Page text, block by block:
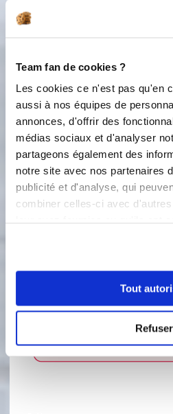
Team fan de cookies ?
Les cookies ce n'est pas qu'en
aussi à nos équipes de
annonces, d'offrir des
médias sociaux et d'analyser
partageons également des
notre site avec nos partenaires
publicité et d'analyse, qui
combiner celles-ci avec
Tout
Refuser
1 étape
1
Portez à
puis ajoutez
Montage